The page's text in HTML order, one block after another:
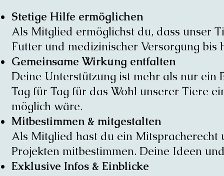
Stetige Hilfe ermöglichen
Als Mitglied ermöglichst du, dass unser
Futter und medizinischer Versorgung
Gemeinsame Wirkung entfalten
Deine Unterstützung ist mehr als nur ein
Tag für Tag für das Wohl unserer Tiere
möglich wäre.
Mitbestimmen & mitgestalten
Als Mitglied hast du ein
Projekten mitbestimmen. Deine Ideen
Exklusive Infos & Einblicke